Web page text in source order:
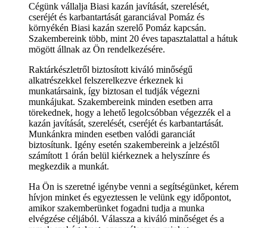
Cégünk vállalja Biasi kazán javítását, szerelését,
cseréjét és karbantartását garanciával Pomáz és
környékén Biasi kazán szerelő Pomáz kapcsán.
Szakembereink több, mint 20 éves tapasztalattal a hátuk
mögött állnak az Ön rendelkezésére.
Raktárkészletről biztosított kiváló minőségű
alkatrészekkel felszerelkezve érkeznek ki
munkatársaink, így biztosan el tudják végezni
munkájukat. Szakembereink minden esetben arra
törekednek, hogy a lehető legolcsóbban végezzék el a
kazán javítását, szerelését, cseréjét és karbantartását.
Munkánkra minden esetben valódi garanciát
biztosítunk. Igény esetén szakembereink a jelzéstől
számított 1 órán belül kiérkeznek a helyszínre és
megkezdik a munkát.
Ha Ön is szeretné igénybe venni a segítségünket, kérem
hívjon minket és egyeztessen le velünk egy időpontot,
amikor szakemberünket fogadni tudja a munka
elvégzése céljából. Válassza a kiváló minőséget és a